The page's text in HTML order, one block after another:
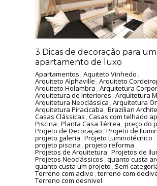
3 Dicas de decoração para um
apartamento de luxo
Apartamentos , Aquiteto Vinhedo ,
Arquiteto Alphaville , Arquiteto
Arquiteto Holambra , Arquitetura
Arquitetura de Interiores , Arquitetura
Arquitetura Neoclássica , Arquitetura
Arquitetura Piracicaba , Brazilian
Casas Clássicas , Casas com telhado
Piscina , Planta Casa Térrea , preço do
Projeto de Decoração , Projeto de
projeto galeria , Projeto Luminotécnico ,
projeto piscina , projeto reforma ,
Projetos de Arquitetura , Projetos de
Projetos Neoclássicos , quanto custa
quanto custa um projeto, Sem
Terreno com aclive , terreno com
Terreno com desnivel